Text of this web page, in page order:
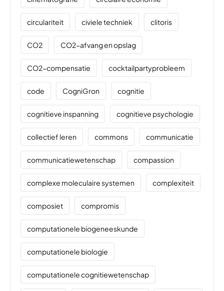
circulariteit civiele techniek clitoris
CO2 CO2-afvang en opslag
CO2-compensatie cocktailpartyprobleem
code CogniGron cognitie
cognitieve inspanning cognitieve psychologie
collectief leren commons communicatie
communicatiewetenschap compassion
complexe moleculaire systemen complexiteit
composiet compromis
computationele biogeneeskunde
computationele biologie
computationele cognitiewetenschap